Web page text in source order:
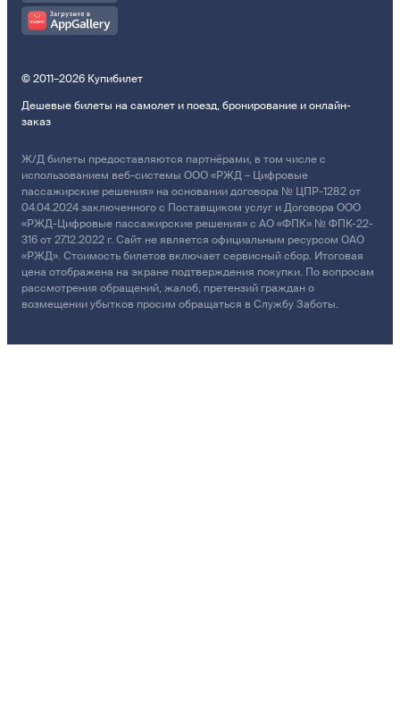
© 2011–2026 Купибилет
Дешевые билеты на самолет и поезд, бронирование и онлайн-
заказ
Ж/Д билеты предоставляются партнёрами, в том числе с
использованием веб-системы ООО «РЖД – Цифровые
пассажирские решения» на основании договора № ЦПР-1282 от
04.04.2024 заключенного с Поставщиком услуг и Договора ООО
«РЖД-Цифровые пассажирские решения» с АО «ФПК» № ФПК-22-
316 от 27.12.2022 г. Сайт не является официальным ресурсом ОАО
«РЖД». Стоимость билетов включает сервисный сбор. Итоговая
цена отображена на экране подтверждения покупки. По вопросам
рассмотрения обращений, жалоб, претензий граждан о
возмещении убытков просим обращаться в Службу Заботы.